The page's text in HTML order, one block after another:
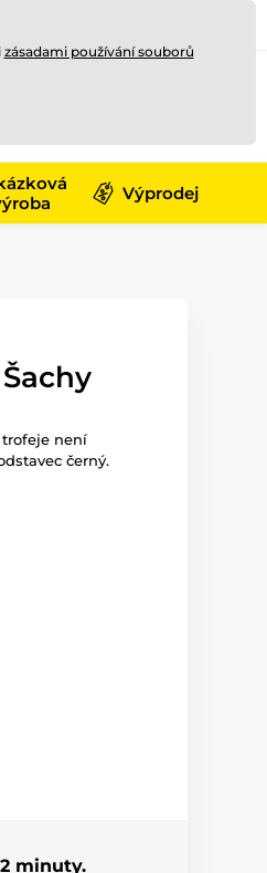
Výprodej
trofeje není
černý.
minuty.
zásadami používání souborů